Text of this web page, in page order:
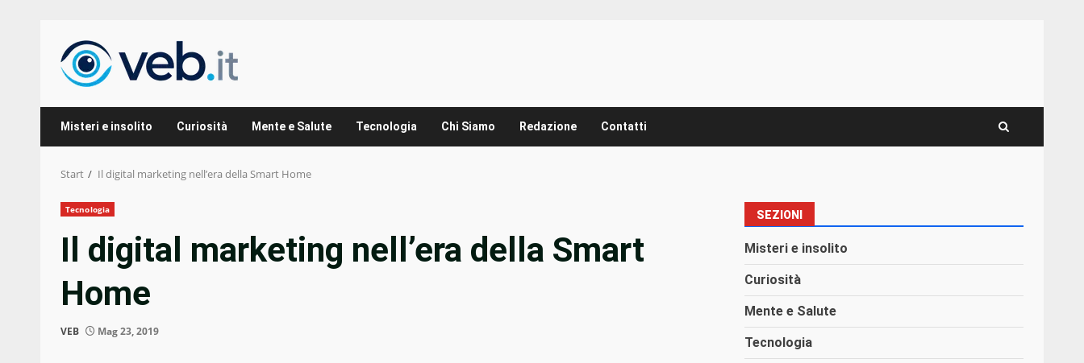
Inhalt
springen
Misteri e insolito Curiosità Mente e Salute Tecnologia Chi Siamo Redazione Contatti
Start Il digital marketing nell’era della Smart Home
Tecnologia
Il digital marketing nell’era della Smart
Home
VEB Mag 23, 2019
SEZIONI
Misteri e insolito
Curiosità
Mente e Salute
Tecnologia